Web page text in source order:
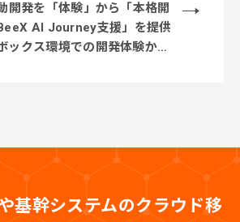
開発を「体験」から「本格開
AI Journey支援」を提供
クス環境での開発体験から
基幹システムのクラウド移